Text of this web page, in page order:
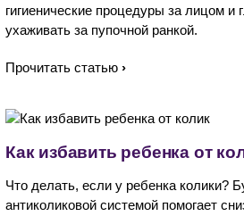
гигиенические процедуры за лицом и
ухаживать за пупочной ранкой.
Прочитать статью
Как избавить ребенка от
Что делать, если у ребенка колики?
антиколиковой системой помогает